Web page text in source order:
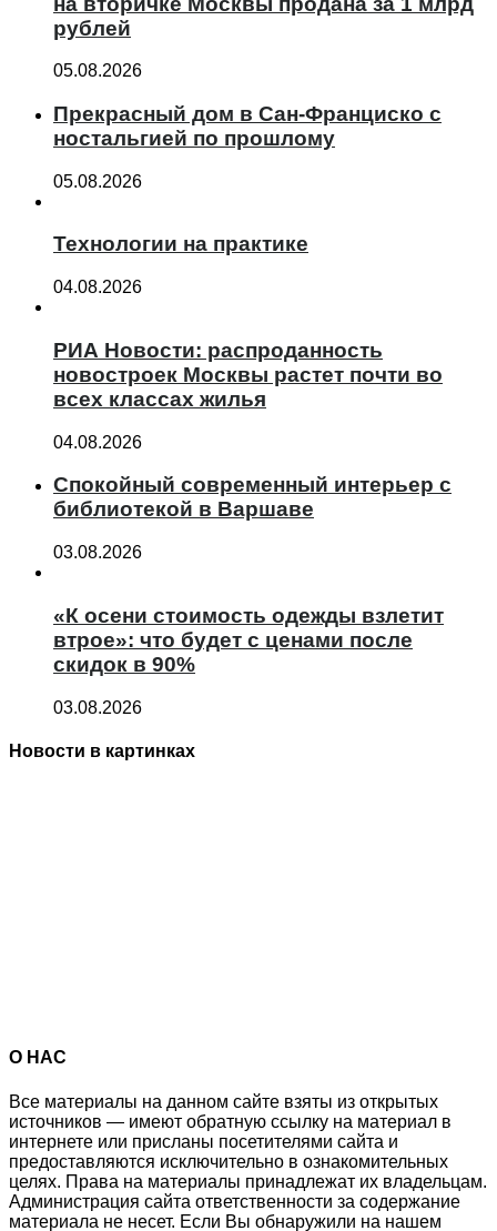
рублей
05.08.2026
Прекрасный дом в Сан-Франциско с
ностальгией по прошлому
05.08.2026
Технологии на практике
04.08.2026
РИА Новости: распроданность
новостроек Москвы растет почти во
всех классах жилья
04.08.2026
Спокойный современный интерьер с
библиотекой в Варшаве
03.08.2026
«К осени стоимость одежды взлетит
втрое»: что будет с ценами после
скидок в 90%
03.08.2026
Новости в картинках
О НАС
Все материалы на данном сайте взяты из открытых
источников — имеют обратную ссылку на материал в
интернете или присланы посетителями сайта и
предоставляются исключительно в ознакомительных
целях. Права на материалы принадлежат их владельцам.
Администрация сайта ответственности за содержание
материала не несет. Если Вы обнаружили на нашем